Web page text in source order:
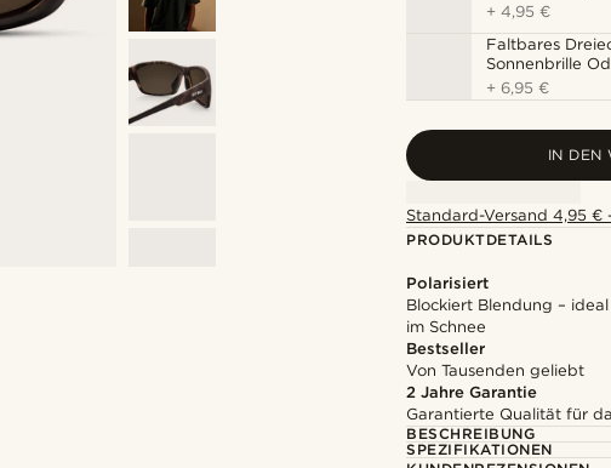
+4,95 €
Faltbares
Sonnenbrille
+6,95 €
IN DEN
Standard-Versand 4,95 €
PRODUKTDETAILS
Polarisiert
Blockiert Blendung –
im Schnee
Bestseller
Von Tausenden geliebt
2 Jahre Garantie
Garantierte Qualität für
BESCHREIBUNG
SPEZIFIKATIONEN